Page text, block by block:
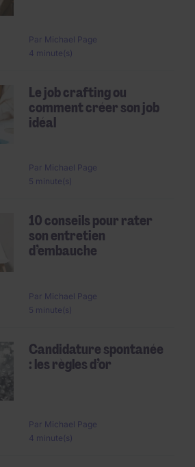
Par Michael Page
4 minute(s)
Le job crafting ou
comment créer son job
idéal
Par Michael Page
5 minute(s)
10 conseils pour rater
son entretien
d’embauche
Par Michael Page
5 minute(s)
Candidature spontanée
: les règles d’or
Par Michael Page
4 minute(s)